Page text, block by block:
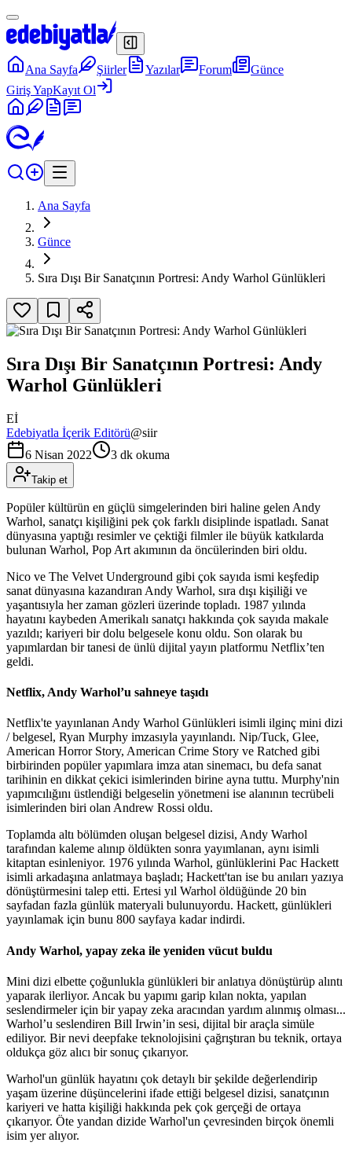
Ana Sayfa Şiirler Yazılar Forum
Günce
Giriş YapKayıt Ol
Ana Sayfa
Günce
Sıra Dışı Bir Sanatçının Portresi: Andy Warhol Günlükleri
Sıra Dışı Bir Sanatçının Portresi: Andy
Warhol Günlükleri
Eİ
Edebiyatla İçerik Editörü@siir
6 Nisan 2022
3 dk okuma
Takip et
Popüler kültürün en güçlü simgelerinden biri haline gelen Andy
Warhol, sanatçı kişiliğini pek çok farklı disiplinde ispatladı. Sanat
dünyasına yaptığı resimler ve çektiği filmler ile büyük katkılarda
bulunan Warhol, Pop Art akımının da öncülerinden biri oldu.
Nico ve The Velvet Underground gibi çok sayıda ismi keşfedip
sanat dünyasına kazandıran Andy Warhol, sıra dışı kişiliği ve
yaşantısıyla her zaman gözleri üzerinde topladı. 1987 yılında
hayatını kaybeden Amerikalı sanatçı hakkında çok sayıda makale
yazıldı; kariyeri bir dolu belgesele konu oldu. Son olarak bu
yapımlardan bir tanesi de ünlü dijital yayın platformu Netflix’ten
geldi.
Netflix, Andy Warhol’u sahneye taşıdı
Netflix'te yayınlanan Andy Warhol Günlükleri isimli ilginç mini dizi
/ belgesel, Ryan Murphy imzasıyla yayınlandı. Nip/Tuck, Glee,
American Horror Story, American Crime Story ve Ratched gibi
birbirinden popüler yapımlara imza atan sinemacı, bu defa sanat
tarihinin en dikkat çekici isimlerinden birine ayna tuttu. Murphy'nin
yapımcılığını üstlendiği belgeselin yönetmeni ise alanının tecrübeli
isimlerinden biri olan Andrew Rossi oldu.
Toplamda altı bölümden oluşan belgesel dizisi, Andy Warhol
tarafından kaleme alınıp öldükten sonra yayımlanan, aynı isimli
kitaptan esinleniyor. 1976 yılında Warhol, günlüklerini Pac Hackett
isimli arkadaşına anlatmaya başladı; Hackett'tan ise bu anıları yazıya
dönüştürmesini talep etti. Ertesi yıl Warhol öldüğünde 20 bin
sayfadan fazla günlük materyali bulunuyordu. Hackett, günlükleri
yayınlamak için bunu 800 sayfaya kadar indirdi.
Andy Warhol, yapay zeka ile yeniden vücut buldu
Mini dizi elbette çoğunlukla günlükleri bir anlatıya dönüştürüp alıntı
yaparak ilerliyor. Ancak bu yapımı garip kılan nokta, yapılan
seslendirmeler için bir yapay zeka aracından yardım alınmış olması...
Warhol’u seslendiren Bill Irwin’in sesi, dijital bir araçla simüle
ediliyor. Bir nevi deepfake teknolojisini çağrıştıran bu teknik, ortaya
oldukça göz alıcı bir sonuç çıkarıyor.
Warhol'un günlük hayatını çok detaylı bir şekilde değerlendirip
yaşam üzerine düşüncelerini ifade ettiği belgesel dizisi, sanatçının
kariyeri ve hatta kişiliği hakkında pek çok gerçeği de ortaya
çıkarıyor. Öte yandan dizide Warhol'un çevresinden birçok önemli
isim yer alıyor.